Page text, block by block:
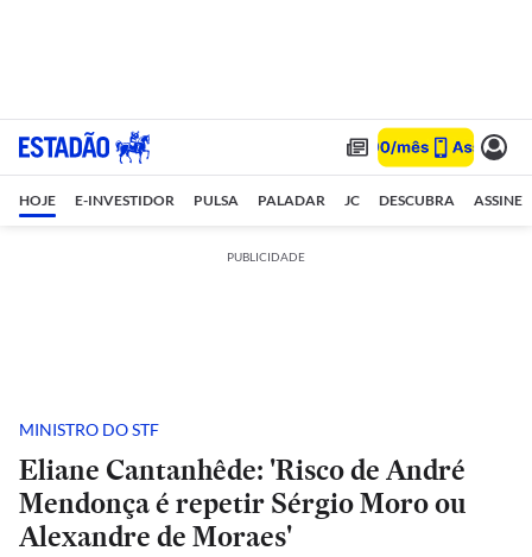
HOJE E-INVESTIDOR PULSA PALADAR JC DESCUBRA ASSINE
PUBLICIDADE
MINISTRO DO STF
Eliane Cantanhêde: 'Risco de André
Mendonça é repetir Sérgio Moro ou
Alexandre de Moraes'